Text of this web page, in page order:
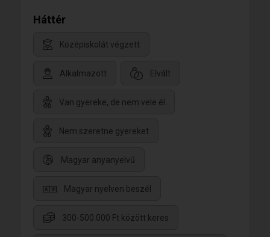
Háttér
Középiskolát végzett
Alkalmazott Elvált
Van gyereke, de nem vele él
Nem szeretne gyereket
Magyar anyanyelvű
Magyar nyelven beszél
300-500.000 Ft között keres